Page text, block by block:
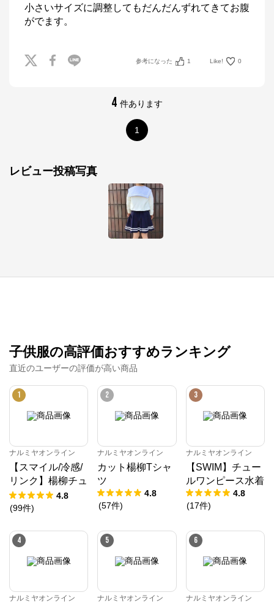
小さいサイズに調整してもだんだんずれてきてお腹
がでます。
参考になった 1 Like! 0
4 件あります
1
レビュー投稿写真
子供服の高評価おすすめランキング
直近のユーザーの評価が高い商品
1
ナルミヤオンライン
【スマイル/冷感/
リンク】楊柳チュ
ニック
4.8
(99件)
2
ナルミヤオンライン
カット楊柳Tシャ
ツ
4.8
(57件)
3
ナルミヤオンライン
【SWIM】チュー
ルワンピース水着
4.8
(17件)
4
ナルミヤオンライン
5
ナルミヤオンライン
6
ナルミヤオンライン
ナルミヤオンライン
公式ECサイト